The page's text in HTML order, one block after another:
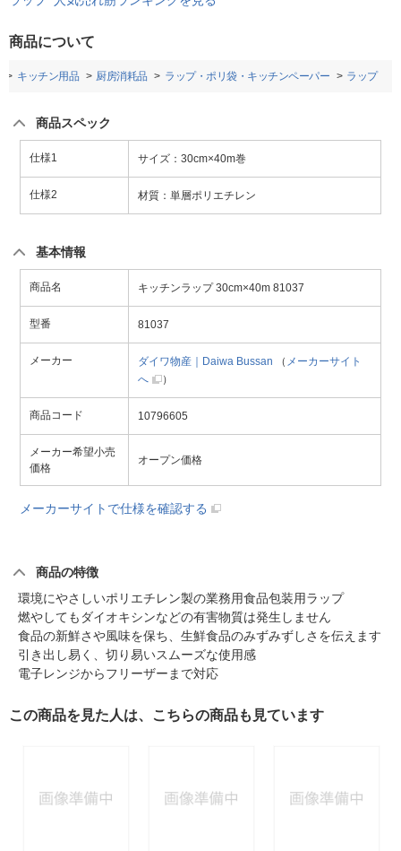
商品について
キッチン用品 厨房消耗品 ラップ・ポリ袋・キッチンペーパー ラップ
商品スペック
仕様1 サイズ：30cm×40m巻
仕様2 材質：単層ポリエチレン
基本情報
商品名 キッチンラップ 30cm×40m 81037
型番 81037
メーカー ダイワ物産｜Daiwa Bussan （ メーカーサイト
へ
）
商品コード 10796605
メーカー希望小売
価格
オープン価格
メーカーサイトで仕様を確認する
商品の特徴
環境にやさしいポリエチレン製の業務用食品包装用ラップ
燃やしてもダイオキシンなどの有害物質は発生しません
食品の新鮮さや風味を保ち、生鮮食品のみずみずしさを伝えます
引き出し易く、切り易いスムーズな使用感
電子レンジからフリーザーまで対応
この商品を見た人は、こちらの商品も見ています